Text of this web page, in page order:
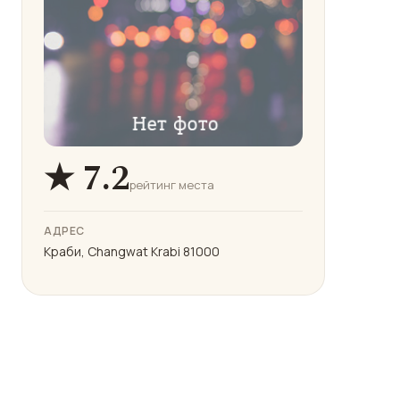
★ 7.2рейтинг места
АДРЕС
Краби, Changwat Krabi 81000